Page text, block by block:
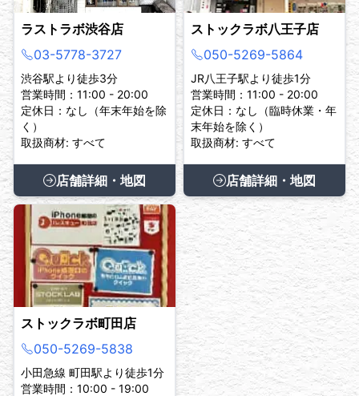
ラストラボ渋谷店
03-5778-3727
渋谷駅より徒歩3分
営業時間：11:00 - 20:00
定休日：なし（年末年始を除
く）
取扱商材: すべて
店舗詳細・地図
ストックラボ八王子店
050-5269-5864
JR八王子駅より徒歩1分
営業時間：11:00 - 20:00
定休日：なし（臨時休業・年
末年始を除く）
取扱商材: すべて
店舗詳細・地図
ストックラボ町田店
050-5269-5838
小田急線 町田駅より徒歩1分
営業時間：10:00 - 19:00